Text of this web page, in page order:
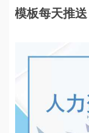
模板每天推送